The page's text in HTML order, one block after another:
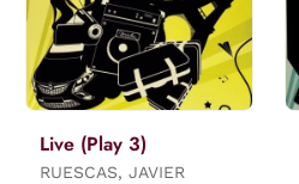
Live (Play 3)
RUESCAS, JAVIER